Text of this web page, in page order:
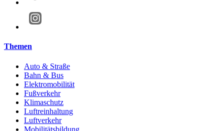
Themen
Auto & Straße
Bahn & Bus
Elektromobilität
Fußverkehr
Klimaschutz
Luftreinhaltung
Luftverkehr
Mobilitätsbildung